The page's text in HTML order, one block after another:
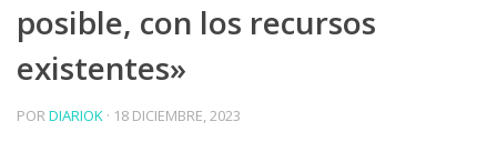
posible, con los recursos
existentes»
PORDIARIOK · 18 DICIEMBRE, 2023